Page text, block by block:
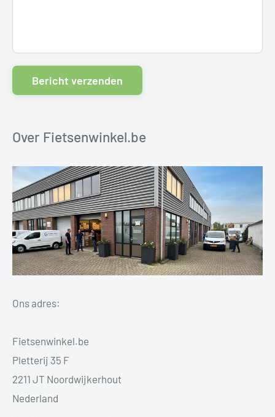
Bericht verzenden
Over Fietsenwinkel.be
Ons adres:
Fietsenwinkel.be
Pletterij 35 F
2211 JT Noordwijkerhout
Nederland